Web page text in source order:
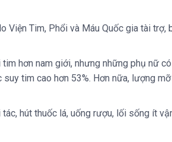
Tim, Phổi và Máu Quốc gia tài
hơn nam giới, nhưng những phụ nữ
tim cao hơn 53%. Hơn nữa, lượng
hút thuốc lá, uống rượu, lối sống ít